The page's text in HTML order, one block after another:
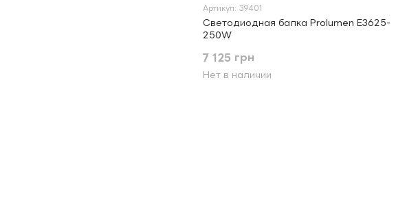
Артикул: 39401
Светодиодная балка Prolumen E3625-
250W
7 125 грн
Нет в наличии